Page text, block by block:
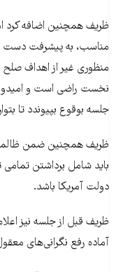
ظریف همچنین اضافه کرد
مناسب، به پیشرفت دست
منظوری غیر از اهداف صلح
نخست راضی است و
جلسه بوقوع بپیوندد تا
ظریف همچنین ضمن
باید شامل برداشتن تمامی
دولت آمریکا باشد.
ظریف قبل از جلسه نیز
آماده رفع نگرانی‌های